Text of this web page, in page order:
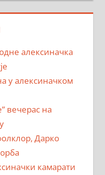
алексиначка
у алексиначком
вечерас на
Дарко
камарати